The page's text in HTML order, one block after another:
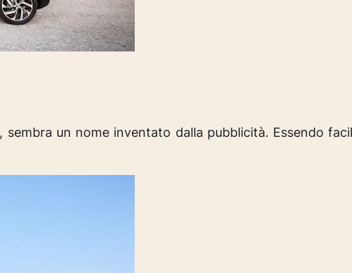
, sembra un nome inventato dalla pubblicità. Essendo